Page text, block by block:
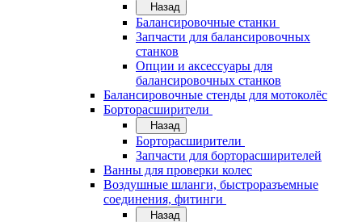
Назад
Балансировочные станки
Запчасти для балансировочных
станков
Опции и аксессуары для
балансировочных станков
Балансировочные стенды для мотоколёс
Борторасширители
Назад
Борторасширители
Запчасти для борторасширителей
Ванны для проверки колес
Воздушные шланги, быстроразъемные
соединения, фитинги
Назад